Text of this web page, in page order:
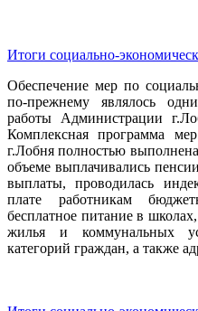
Итоги социально-
Обеспечение мер по
по-прежнему являлось
работы Администрации
Комплексная программа
г.Лобня полностью
объеме выплачивались
выплаты, проводилась
плате работникам
бесплатное питание в
жилья и коммунальных
категорий граждан, а также